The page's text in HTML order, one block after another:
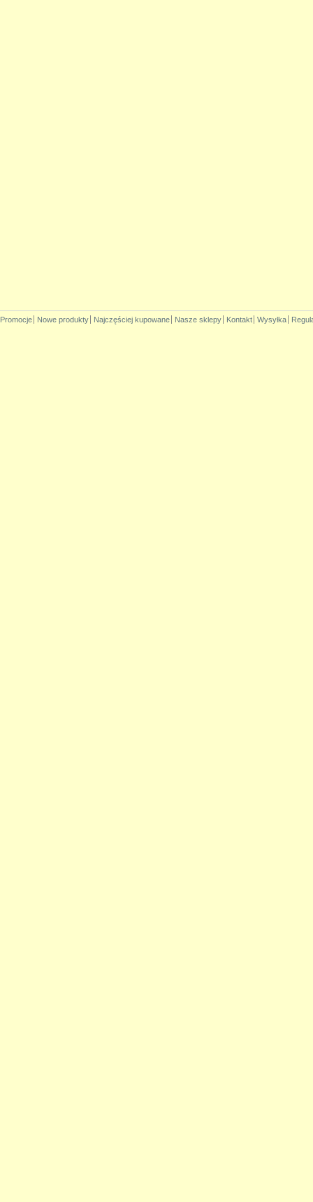
Promocje Nowe produkty Najczęściej kupowane Nasze sklepy Kontakt Wysyłka